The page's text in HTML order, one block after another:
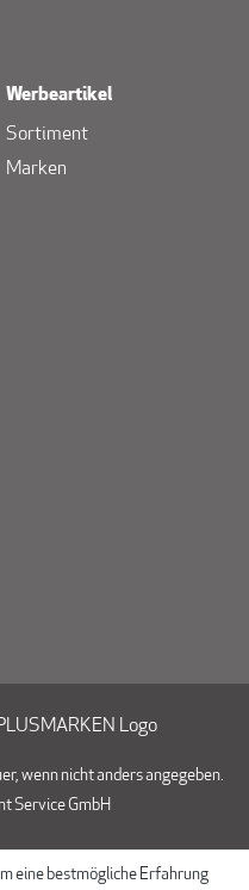
Werbeartikel
Sortiment
Marken
wenn nicht anders angegeben.
Service GmbH
eine bestmögliche Erfahrung